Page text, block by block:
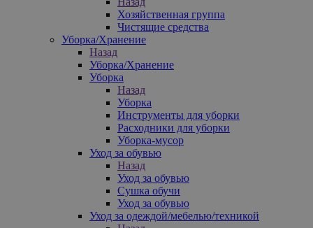
Хозяйственная группа
Чистящие средства
Уборка/Хранение
Назад
Уборка/Хранение
Уборка
Назад
Уборка
Инструменты для уборки
Расходники для уборки
Уборка-мусор
Уход за обувью
Назад
Уход за обувью
Сушка обучи
Уход за обувью
Уход за одеждой/мебелью/техникой